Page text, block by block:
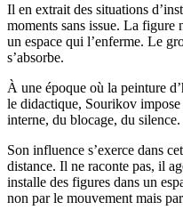
Il en extrait des situations
moments sans issue. La figure
un espace qui l’enferme. Le
s’absorbe.
À une époque où la peinture
le didactique, Sourikov
interne, du blocage, du silence.
Son influence s’exerce dans
distance. Il ne raconte pas, il
installe des figures dans un
non par le mouvement mais